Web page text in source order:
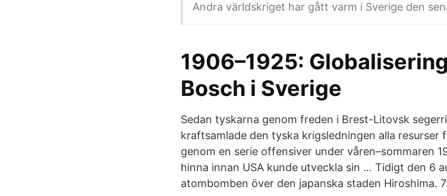
Andra världskriget har gått varm i Sverige den
1906–1925:
Bosch i Sverige
Sedan tyskarna genom freden i Brest-Litovsk
kraftsamlade den tyska krigsledningen alla
genom en serie offensiver under våren–sommaren
hinna innan USA kunde utveckla sin … Tidigt den 6
atombomben över den japanska staden Hiroshima.